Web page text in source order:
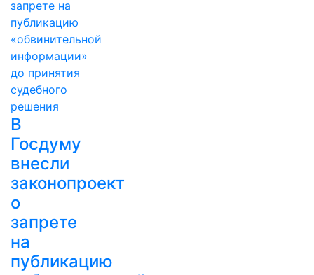
В
Госдуму
внесли
законопроект
о
запрете
на
публикацию